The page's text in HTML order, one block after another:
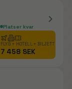
Platser kvar
FLYG + HOTELL + BILJETT
7 458 SEK